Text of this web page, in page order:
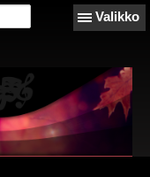
Valikko